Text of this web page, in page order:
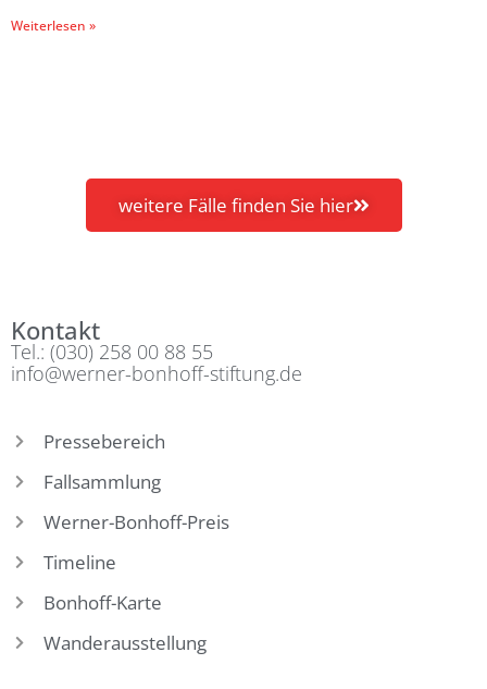
Weiterlesen »
weitere Fälle finden Sie hier
Kontakt
Tel.: (030) 258 00 88 55
info@werner-bonhoff-stiftung.de
Pressebereich
Fallsammlung
Werner-Bonhoff-Preis
Timeline
Bonhoff-Karte
Wanderausstellung